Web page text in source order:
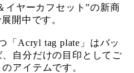
イヤーカフセット”の新商
開中です。
「Acryl tag plate」はバッ
自分だけの目印としてご
アイテムです。